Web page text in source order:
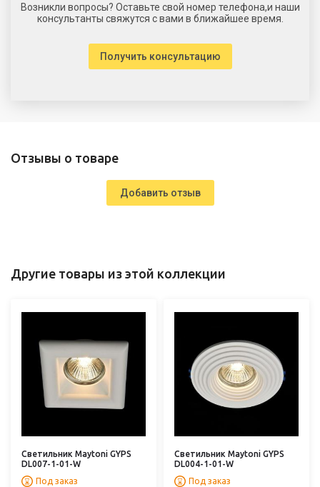
Возникли вопросы? Оставьте свой номер телефона,и наши
консультанты свяжутся с вами в ближайшее время.
Получить консультацию
Отзывы о товаре
Добавить отзыв
Другие товары из этой коллекции
Светильник Maytoni GYPS
DL007-1-01-W
Под заказ
Светильник Maytoni GYPS
DL004-1-01-W
Под заказ